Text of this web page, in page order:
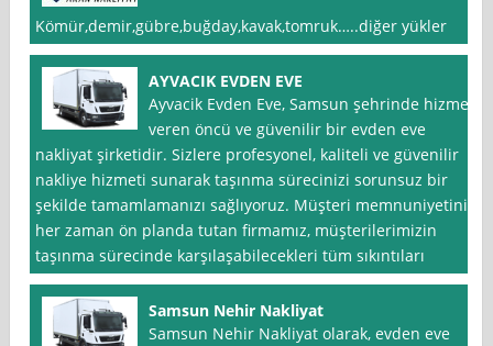
Kömür,demir,gübre,buğday,kavak,tomruk…..diğer yükler
AYVACIK EVDEN EVE
Ayvacik Evden Eve, Samsun şehrinde hizmet
veren öncü ve güvenilir bir evden eve
nakliyat şirketidir. Sizlere profesyonel, kaliteli ve güvenilir
nakliye hizmeti sunarak taşınma sürecinizi sorunsuz bir
şekilde tamamlamanızı sağlıyoruz. Müşteri memnuniyetini
her zaman ön planda tutan firmamız, müşterilerimizin
taşınma sürecinde karşılaşabilecekleri tüm sıkıntıları
Samsun Nehir Nakliyat
Samsun Nehir Nakliyat olarak, evden eve